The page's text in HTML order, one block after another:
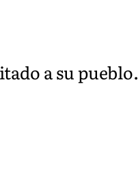
a su pueblo.